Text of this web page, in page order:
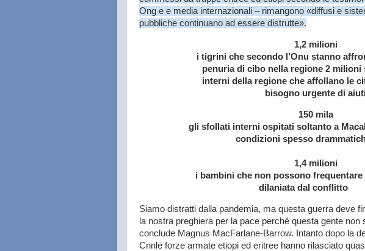
Ong e e media internazionali – rimangono «diffusi e
pubbliche continuano ad essere distrutte».
1,2 milioni
i tigrini che secondo l’Onu stanno
penuria di cibo nella regione 2
interni della regione che affollano le
bisogno urgente di aiuti
150 mila
gli sfollati interni ospitati soltanto a
condizioni spesso
1,4 milioni
i bambini che non possono
dilaniata dal conflitto
Siamo distratti dalla pandemia, ma questa guerra deve
la nostra preghiera per la pace perché questa gente non
conclude Magnus MacFarlane-Barrow. Intanto dopo la
Cnnle forze armate etiopi ed eritree hanno rilasciato